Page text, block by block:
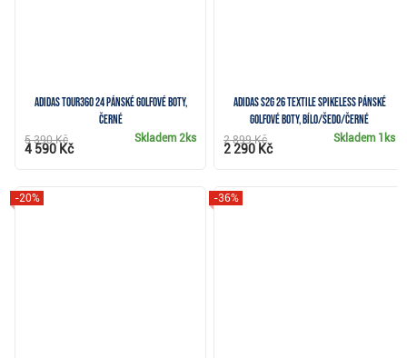
Adidas Tour360 24 pánské golfové boty,
černé
Skladem2ks
5 390 Kč
4 590 Kč
Adidas S2G 26 Textile Spikeless pánské
golfové boty, bílo/šedo/černé
Skladem 1ks
2 899 Kč
2 290 Kč
-20% -36%